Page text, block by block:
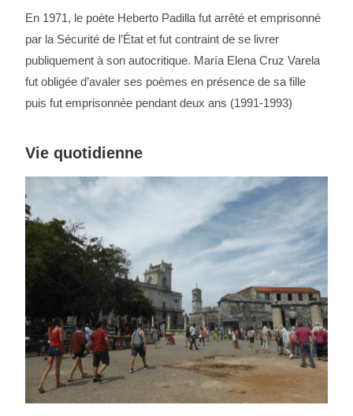
En 1971, le poète Heberto Padilla fut arrêté et emprisonné
par la Sécurité de l’État et fut contraint de se livrer
publiquement à son autocritique. María Elena Cruz Varela
fut obligée d’avaler ses poèmes en présence de sa fille
puis fut emprisonnée pendant deux ans (1991-1993)
Vie quotidienne